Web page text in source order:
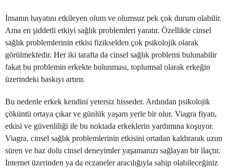
İnsanın hayatını etkileyen olum ve olumsuz pek çok durum olabilir.
Ama en şiddetli etkiyi sağlık problemleri yaratır. Özellikle cinsel
sağlık problemlerinin etkisi fizikselden çok psikolojik olarak
görülmektedir. Her iki tarafta da cinsel sağlık problemi bulunabilir
fakat bu problemin erkekte bulunması, toplumsal olarak erkeğin
üzerindeki baskıyı artırır.
Bu nedenle erkek kendini yetersiz hisseder. Ardından psikolojik
çöküntü ortaya çıkar ve günlük yaşam yerle bir olur. Viagra fiyatı,
etkisi ve güvenliliği ile bu noktada erkeklerin yardımına koşuyor.
Viagra, cinsel sağlık problemlerinin etkisini ortadan kaldırarak uzun
süren ve haz dolu cinsel deneyimler yaşamanızı sağlayan bir ilaçtır.
İnternet üzerinden ya da eczaneler aracılığıyla sahip olabileceğiniz